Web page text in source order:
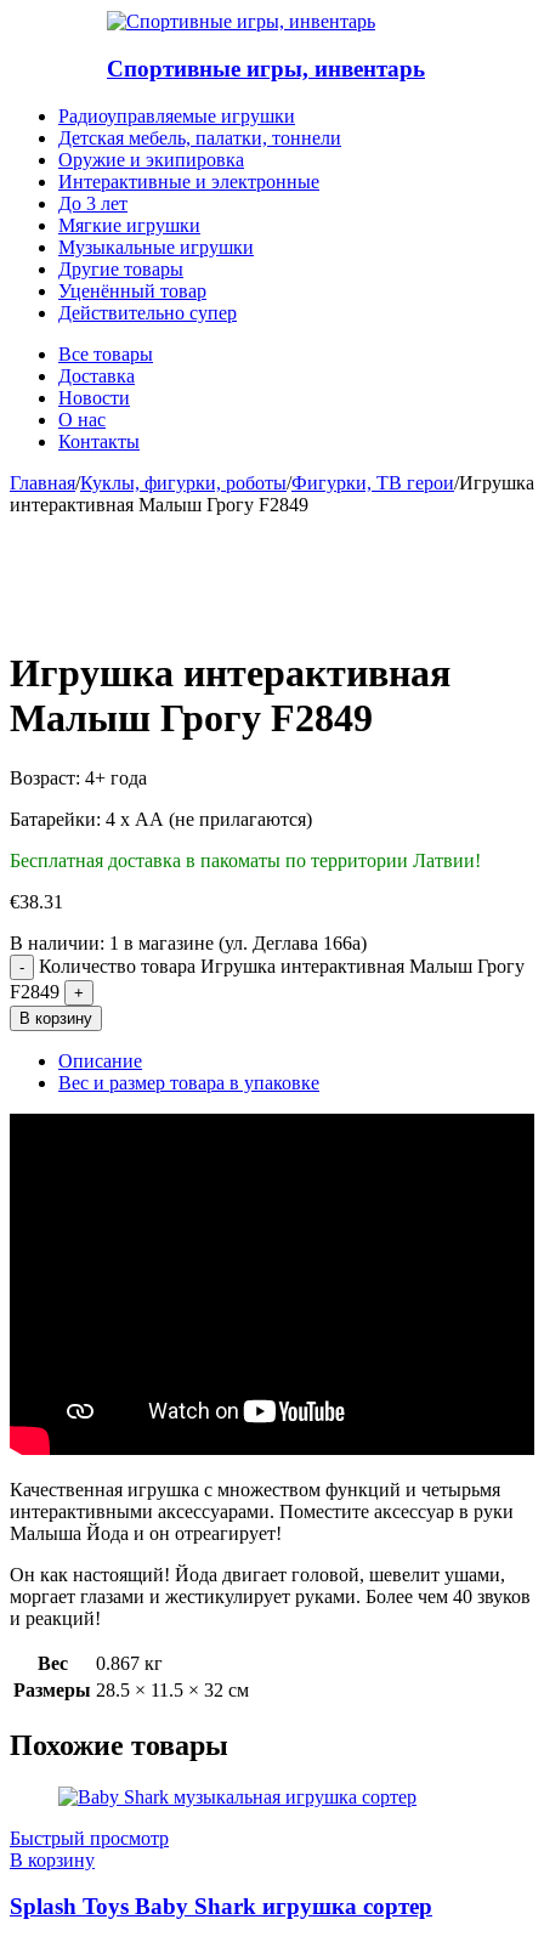
Спортивные игры, инвентарь
Радиоуправляемые игрушки
Детская мебель, палатки, тоннели
Оружие и экипировка
Интерактивные и электронные
До 3 лет
Мягкие игрушки
Музыкальные игрушки
Другие товары
Уценённый товар
Действительно супер
Все товары
Доставка
Новости
О нас
Контакты
Главная/Куклы, фигурки, роботы/Фигурки, ТВ герои/Игрушка
интерактивная Малыш Грогу F2849
Игрушка интерактивная
Малыш Грогу F2849
Возраст: 4+ года
Батарейки: 4 х АА (не прилагаются)
Бесплатная доставка в пакоматы по территории Латвии!
€38.31
В наличии: 1 в магазине (ул. Деглава 166а)
Количество товара Игрушка интерактивная Малыш Грогу
F2849
В корзину
Описание
Вес и размер товара в упаковке
Качественная игрушка с множеством функций и четырьмя
интерактивными аксессуарами. Поместите аксессуар в руки
Малыша Йода и он отреагирует!
Он как настоящий! Йода двигает головой, шевелит ушами,
моргает глазами и жестикулирует руками. Более чем 40 звуков
и реакций!
Вес
0.867 кг
Размеры 28.5 × 11.5 × 32 см
Похожие товары
Быстрый просмотр
В корзину
Splash Toys Baby Shark игрушка сортер